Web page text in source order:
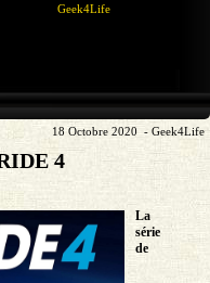
Geek4Life
18 Octobre 2020 - Geek4Life
4
La
série
de